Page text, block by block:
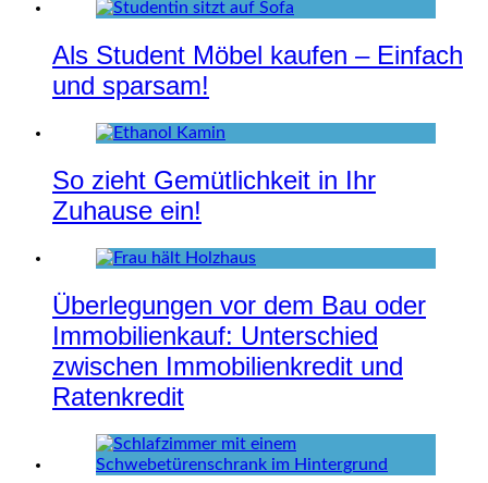
Als Student Möbel kaufen – Einfach
und sparsam!
So zieht Gemütlichkeit in Ihr
Zuhause ein!
Überlegungen vor dem Bau oder
Immobilienkauf: Unterschied
zwischen Immobilienkredit und
Ratenkredit